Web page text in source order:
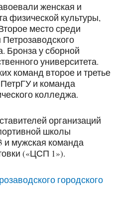
женская и
физической культуры,
место среди
Бронза у сборной
университета.
команд второе и третье
и команда
колледжа.
организаций
школы
и мужская команда
(«ЦСП 1»).
городского